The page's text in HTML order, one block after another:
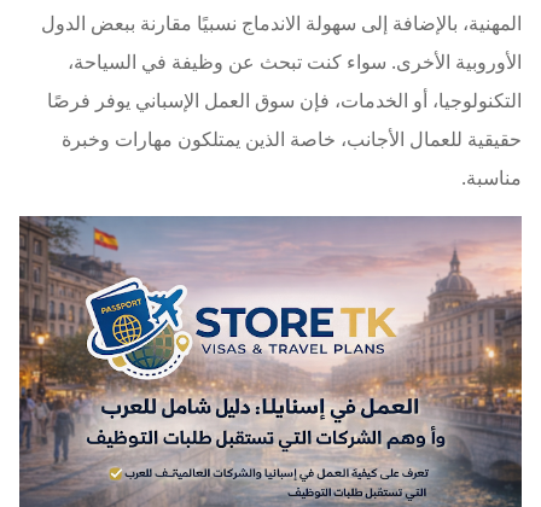
المهنية، بالإضافة إلى سهولة الاندماج نسبيًا مقارنة ببعض الدول
الأوروبية الأخرى. سواء كنت تبحث عن وظيفة في السياحة،
التكنولوجيا، أو الخدمات، فإن سوق العمل الإسباني يوفر فرصًا
حقيقية للعمال الأجانب، خاصة الذين يمتلكون مهارات وخبرة
مناسبة.